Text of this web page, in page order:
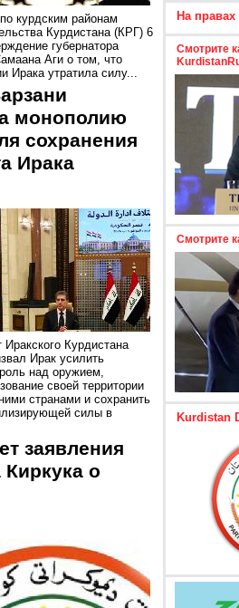
курдским районам
Курдистана (КРГ) 6
губернатора
Аги о том, что
Ирака утратила силу...
монополию
сохранения
Ирака
Иракского Курдистана
Ирак усилить
над оружием,
своей территории
странами и сохранить
силы в
заявления
Киркука о
На
Смотрите
Смотрите
Kurdistan